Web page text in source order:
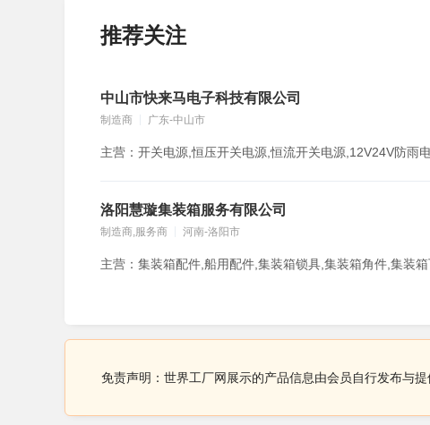
推荐关注
中山市快来马电子科技有限公司
制造商 广东-中山市
洛阳慧璇集装箱服务有限公司
制造商,服务商 河南-洛阳市
免责声明：世界工厂网展示的产品信息由会员自行发布与